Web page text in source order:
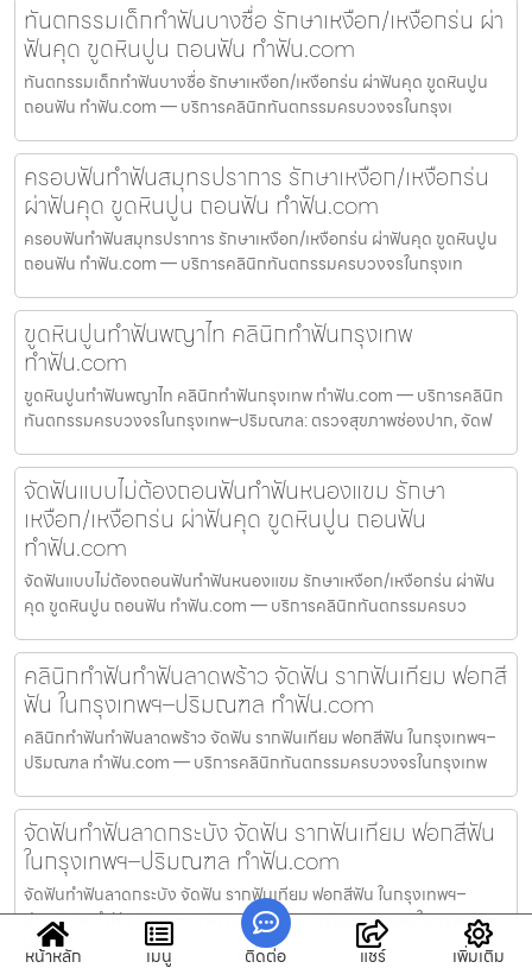
ทันตกรรมเด็กทำฟันบางซื่อ รักษาเหงือก/เหงือกร่น ผ่า
ฟันคุด ขูดหินปูน ถอนฟัน ทำฟัน.com
ทันตกรรมเด็กทำฟันบางซื่อ รักษาเหงือก/เหงือกร่น ผ่าฟันคุด ขูดหินปูน
ถอนฟัน ทำฟัน.com — บริการคลินิกทันตกรรมครบวงจรในกรุงเ
ครอบฟันทำฟันสมุทรปราการ รักษาเหงือก/เหงือกร่น
ผ่าฟันคุด ขูดหินปูน ถอนฟัน ทำฟัน.com
ครอบฟันทำฟันสมุทรปราการ รักษาเหงือก/เหงือกร่น ผ่าฟันคุด ขูดหินปูน
ถอนฟัน ทำฟัน.com — บริการคลินิกทันตกรรมครบวงจรในกรุงเท
ขูดหินปูนทำฟันพญาไท คลินิกทำฟันกรุงเทพ
ทำฟัน.com
ขูดหินปูนทำฟันพญาไท คลินิกทำฟันกรุงเทพ ทำฟัน.com — บริการคลินิก
ทันตกรรมครบวงจรในกรุงเทพ–ปริมณฑล: ตรวจสุขภาพช่องปาก, จัดฟ
จัดฟันแบบไม่ต้องถอนฟันทำฟันหนองแขม รักษา
เหงือก/เหงือกร่น ผ่าฟันคุด ขูดหินปูน ถอนฟัน
ทำฟัน.com
จัดฟันแบบไม่ต้องถอนฟันทำฟันหนองแขม รักษาเหงือก/เหงือกร่น ผ่าฟัน
คุด ขูดหินปูน ถอนฟัน ทำฟัน.com — บริการคลินิกทันตกรรมครบว
คลินิกทำฟันทำฟันลาดพร้าว จัดฟัน รากฟันเทียม ฟอกสี
ฟัน ในกรุงเทพฯ–ปริมณฑล ทำฟัน.com
คลินิกทำฟันทำฟันลาดพร้าว จัดฟัน รากฟันเทียม ฟอกสีฟัน ในกรุงเทพฯ–
ปริมณฑล ทำฟัน.com — บริการคลินิกทันตกรรมครบวงจรในกรุงเทพ
จัดฟันทำฟันลาดกระบัง จัดฟัน รากฟันเทียม ฟอกสีฟัน
ในกรุงเทพฯ–ปริมณฑล ทำฟัน.com
จัดฟันทำฟันลาดกระบัง จัดฟัน รากฟันเทียม ฟอกสีฟัน ในกรุงเทพฯ–
ปริมณฑล ทำฟัน.com — บริการคลินิกทันตกรรมครบวงจรในกรุงเทพ–
ปริ
หน้าหลัก เมนู ติดต่อ แชร์ เพิ่มเติม